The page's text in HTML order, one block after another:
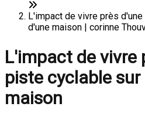
L'impact de vivre près
d'une maison | corinne
L'impact de vivre
piste cyclable
maison